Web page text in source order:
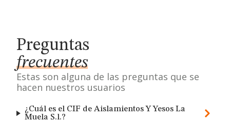
Preguntas
frecuentes
Estas son alguna de las preguntas que se
hacen nuestros usuarios
¿Cuál es el CIF de Aislamientos Y Yesos La
Muela S.l.?